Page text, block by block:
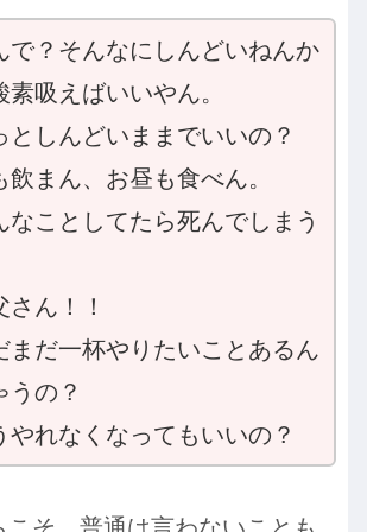
で？そんなにしんどいねんか
素吸えばいいやん。
としんどいままでいいの？
飲まん、お昼も食べん。
なことしてたら死んでしまう
さん！！
まだ一杯やりたいことあるん
うの？
やれなくなってもいいの？